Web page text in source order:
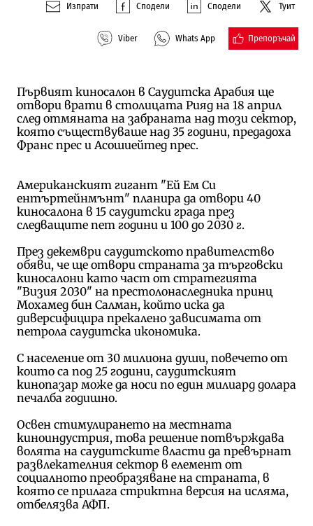
Изпрати Сподели Сподели Туит
Viber Whats App Препоръчай
Първият киносалон в Саудитска Арабия ще
отвори врати в столицата Рияд на 18 април
след отмяната на забраната над този сектор,
която съществуваше над 35 години, предадоха
Франс прес и Асошиейтед прес.
Американският гигант "Ей Ем Си
ентъртейнмънт" планира да отвори 40
киносалона в 15 саудитски града през
следващите пет години и 100 до 2030 г.
През декември саудитското правителство
обяви, че ще отвори страната за търговски
киносалони като част от стратегията
"Визия 2030" на престолонаследника принц
Мохамед бин Салман, който иска да
диверсифицира прекалено зависимата от
петрола саудитска икономика.
С население от 30 милиона души, повечето от
които са под 25 години, саудитският
кинопазар може да носи по един милиард долара
печалба годишно.
Освен стимулирането на местната
киноиндустрия, това решение потвърждава
волята на саудитските власти да превърнат
развлекателния сектор в елемент от
социалното преобразяване на страната, в
която се прилага стриктна версия на исляма,
отбелязва АФП.